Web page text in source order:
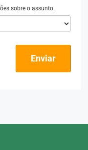
sobre o assunto.
Enviar